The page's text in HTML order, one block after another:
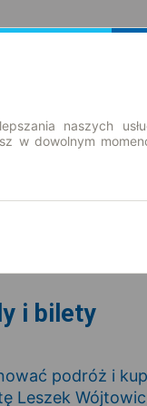
Tylko
i bilety
podróż i
Leszek
naszych
w dowolnym